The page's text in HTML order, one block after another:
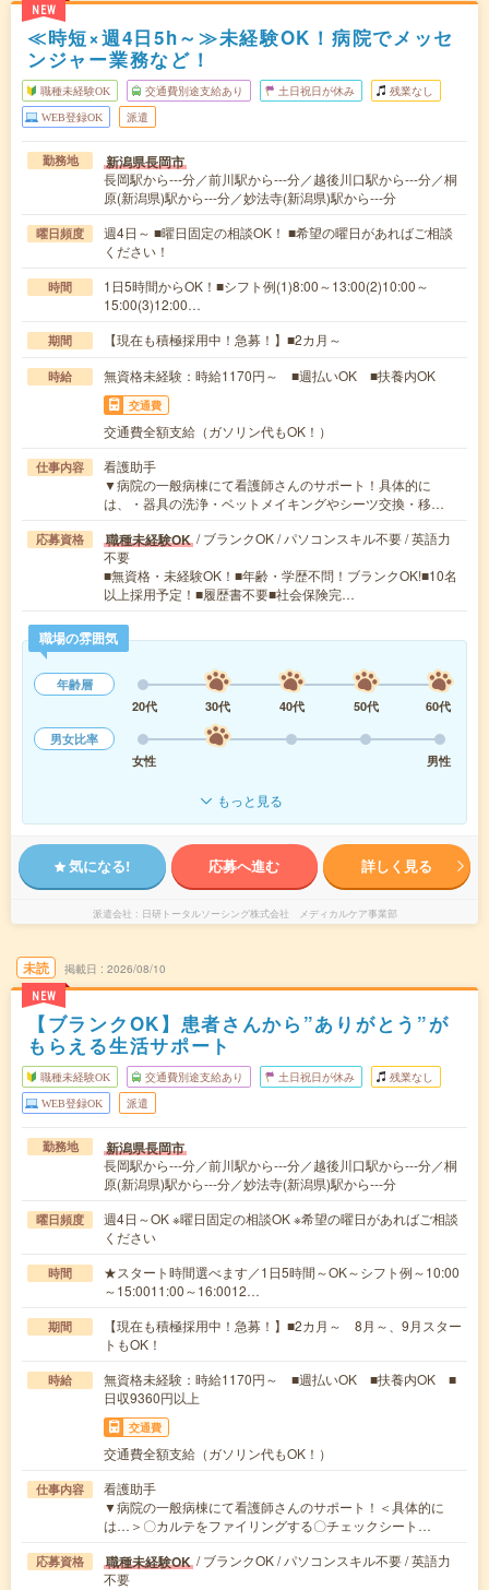
NEW
≪時短×週4日5h～≫未経験OK！病院でメッセ
ンジャー業務など！
職種未経験OK 交通費別途支給あり 土日祝日が休み 残業なし
WEB登録OK 派遣
勤務地 新潟県長岡市
長岡駅から---分／前川駅から---分／越後川口駅から---分／桐
原(新潟県)駅から---分／妙法寺(新潟県)駅から---分
曜日頻度
週4日～ ■曜日固定の相談OK！ ■希望の曜日があればご相談
ください！
時間
1日5時間からOK！■シフト例(1)8:00～13:00(2)10:00～
15:00(3)12:00…
期間 【現在も積極採用中！急募！】■2カ月～
時給 無資格未経験：時給1170円～ ■週払いOK ■扶養内OK
交通費
交通費全額支給（ガソリン代もOK！）
仕事内容
看護助手
▼病院の一般病棟にて看護師さんのサポート！具体的に
は、・器具の洗浄・ベットメイキングやシーツ交換・移…
応募資格 職種未経験OK / ブランクOK / パソコンスキル不要 / 英語力
不要
■無資格・未経験OK！■年齢・学歴不問！ブランクOK!■10名
以上採用予定！■履歴書不要■社会保険完…
職場の雰囲気
年齢層
20代
30代 40代 50代
60代
男女比率
女性
男性
もっと見る
気になる! 応募へ進む 詳しく見る
派遣会社 日研トータルソーシング株式会社 メディカルケア事業部
未読
NEW
掲載日 2026/08/10
【ブランクOK】患者さんから”ありがとう”が
もらえる生活サポート
職種未経験OK 交通費別途支給あり 土日祝日が休み 残業なし
WEB登録OK 派遣
勤務地 新潟県長岡市
長岡駅から---分／前川駅から---分／越後川口駅から---分／桐
原(新潟県)駅から---分／妙法寺(新潟県)駅から---分
曜日頻度
週4日～OK ※曜日固定の相談OK ※希望の曜日があればご相談
ください
時間
★スタート時間選べます／1日5時間～OK～シフト例～10:00
～15:0011:00～16:0012…
期間
【現在も積極採用中！急募！】■2カ月～ 8月～、9月スター
トもOK！
時給
無資格未経験：時給1170円～ ■週払いOK ■扶養内OK ■
日収9360円以上
交通費
交通費全額支給（ガソリン代もOK！）
仕事内容
看護助手
▼病院の一般病棟にて看護師さんのサポート！＜具体的に
は…＞〇カルテをファイリングする〇チェックシート…
応募資格 職種未経験OK / ブランクOK / パソコンスキル不要 / 英語力
不要